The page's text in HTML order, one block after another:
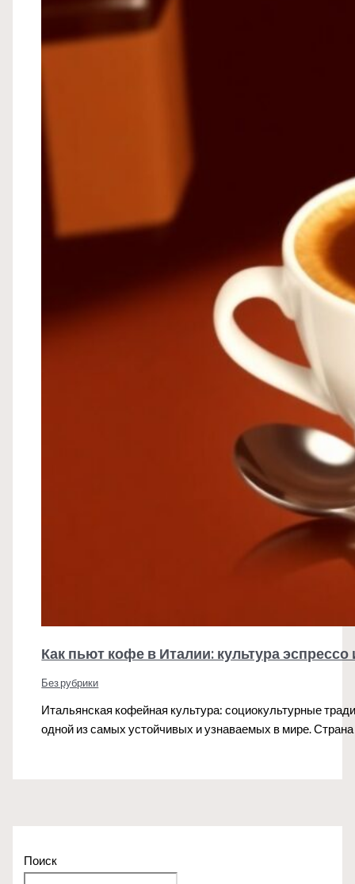
Как пьют кофе в Италии: культура эспрессо
Без рубрики
Итальянская кофейная культура: социокультурные
одной из самых устойчивых и узнаваемых в мире.
Поиск